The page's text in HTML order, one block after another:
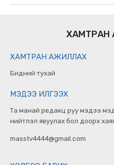
ХАМТРАН
ХАМТРАН АЖИЛЛАХ
Бидний тухай
МЭДЭЭ ИЛГЭЭХ
Та манай редакц руу мэдээ
нийтлэл явуулах бол доорх
masstv4444@gmail.com